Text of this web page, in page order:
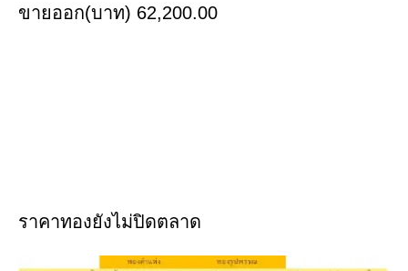
ขายออก(บาท) 62,200.00
ราคาทองยังไม่ปิดตลาด